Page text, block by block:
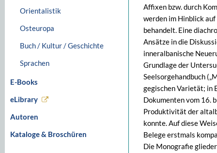
Orientalistik
Osteuropa
Buch / Kultur / Geschichte
Sprachen
E-Books
eLibrary
Autoren
Kataloge & Broschüren
Affixen bzw. durch
werden im Hinblick
behandelt. Eine
Ansätze in die
inneralbanische
Grundlage der
Seelsorgehandbuch
gegischen Varietät; in
Dokumenten vom 16.
Produktivität der
konnte. Auf diese
Belege erstmals
Die Monografie